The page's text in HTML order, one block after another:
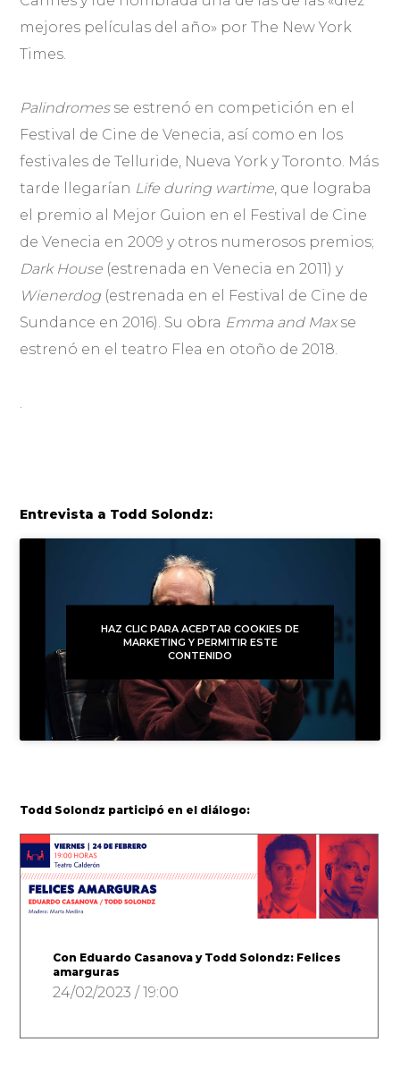
mejores películas del año» por The New York
Times.
Palindromes se estrenó en competición en el
Festival de Cine de Venecia, así como en los
festivales de Telluride, Nueva York y Toronto. Más
tarde llegarían Life during wartime , que lograba
el premio al Mejor Guion en el Festival de Cine
de Venecia en 2009 y otros numerosos premios;
Dark House (estrenada en Venecia en 2011) y
Wienerdog (estrenada en el Festival de Cine de
Sundance en 2016). Su obra Emma and Maxse
estrenó en el teatro Flea en otoño de 2018.
Entrevista a Todd Solondz:
HAZ CLIC PARA ACEPTAR COOKIES DE
MARKETING Y PERMITIR ESTE
CONTENIDO
Todd Solondz participó en el diálogo:
Con Eduardo Casanova y Todd Solondz: Felices
amarguras
24/02/2023 / 19:00